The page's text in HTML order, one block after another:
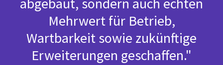
abgebaut, sondern auch echten
Mehrwert für Betrieb,
Wartbarkeit sowie zukünftige
Erweiterungen geschaffen."